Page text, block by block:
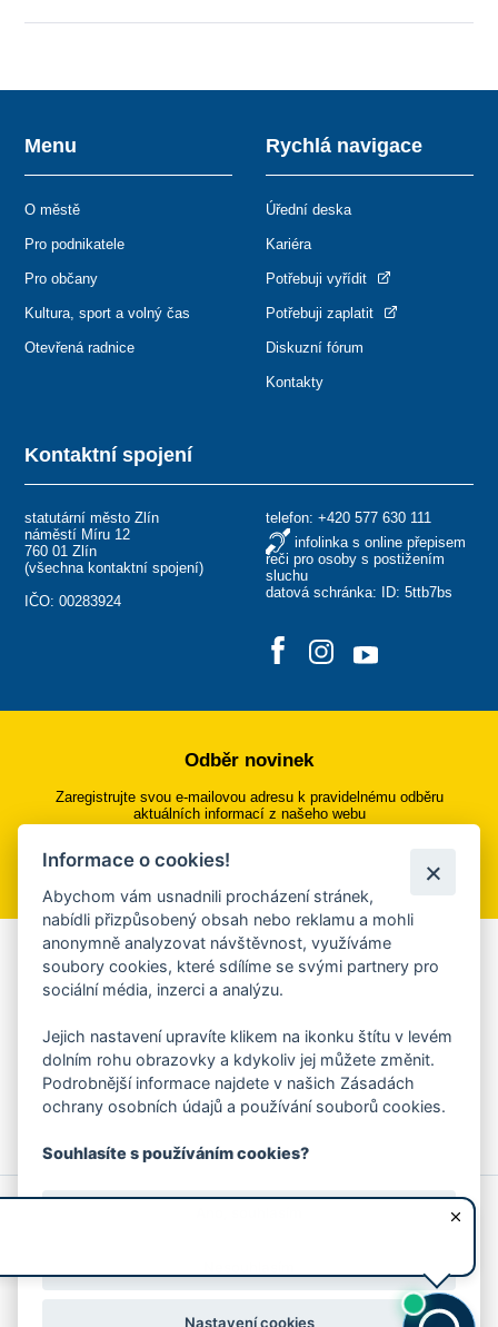
Kontaktní spojení
statutární město Zlín
náměstí Míru 12
760 01 Zlín
(všechna kontaktní spojení)
IČO: 00283924
telefon: +420 577 630 111
infolinka s online přepisem
řeči pro osoby s postižením
sluchu
datová schránka: ID: 5ttb7bs
Menu
O městě
Pro podnikatele
Pro občany
Kultura, sport a volný čas
Otevřená radnice
Rychlá navigace
Úřední deska
Kariéra
Potřebuji vyřídit
Potřebuji zaplatit
Diskuzní fórum
Kontakty
Odběr novinek
Zaregistrujte svou e-mailovou adresu k pravidelnému odběru
aktuálních informací z našeho webu
Přihlásit se k odběru
Aplikace Mobilní rozhlas
Chcete dostávat do svého mobilu či mailu upozornění na
ankety, pozvánky na kulturní a sportovní akce?
Více informací o aplikaci
© 2026 Magistrát města Zlína
Prohlášení o používání cookies
Informace o cookies!
Abychom vám usnadnili procházení stránek,
nabídli přizpůsobený obsah nebo reklamu a mohli
anonymně analyzovat návštěvnost, využíváme
soubory cookies, které sdílíme se svými partnery pro
sociální média, inzerci a analýzu.
Jejich nastavení upravíte klikem na ikonku štítu v levém
dolním rohu obrazovky a kdykoliv jej můžete změnit.
Podrobnější informace najdete v našich Zásadách
ochrany osobních údajů a používání souborů cookies.
Souhlasíte s používáním cookies?
Nastavení cookies